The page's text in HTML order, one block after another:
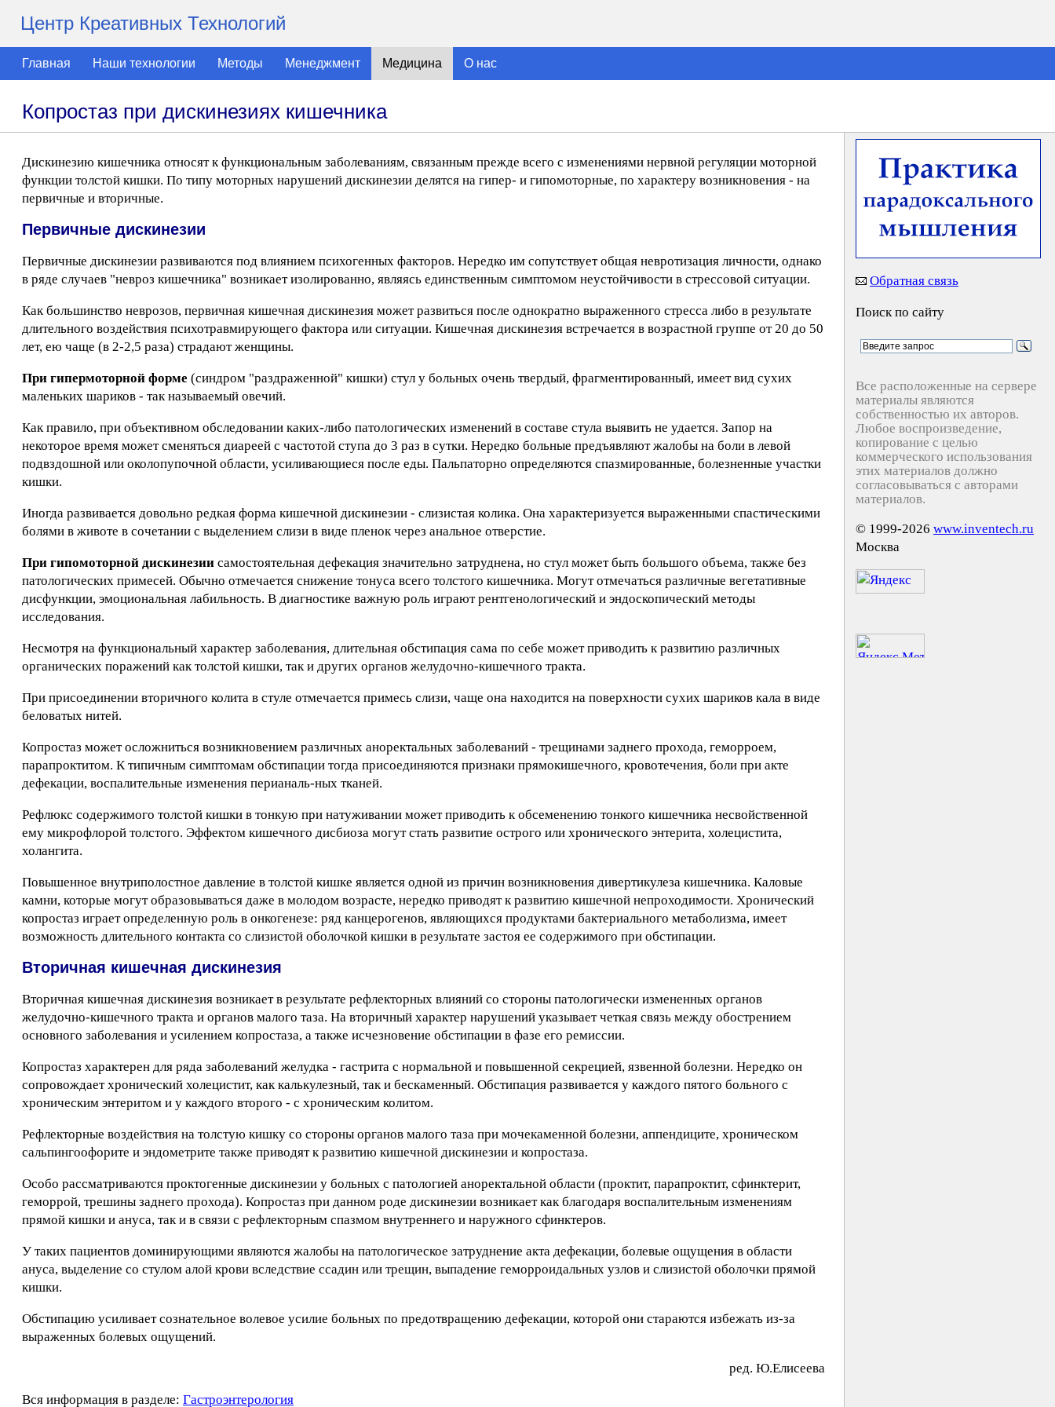
Центр Креативных Технологий
Главная Наши технологии Методы Менеджмент Медицина О нас
Копростаз при дискинезиях кишечника
Дискинезию кишечника относят к функциональным заболеваниям, связанным прежде всего с изменениями нервной регуляции моторной
функции толстой кишки. По типу моторных нарушений дискинезии делятся на гипер- и гипомоторные, по характеру возникновения - на
первичные и вторичные.
Первичные дискинезии
Первичные дискинезии развиваются под влиянием психогенных факторов. Нередко им сопутствует общая невротизация личности, однако
в ряде случаев "невроз кишечника" возникает изолированно, являясь единственным симптомом неустойчивости в стрессовой ситуации.
Как большинство неврозов, первичная кишечная дискинезия может развиться после однократно выраженного стресса либо в результате
длительного воздействия психотравмирующего фактора или ситуации. Кишечная дискинезия встречается в возрастной группе от 20 до 50
лет, ею чаще (в 2-2,5 раза) страдают женщины.
При гипермоторной форме (синдром "раздраженной" кишки) стул у больных очень твердый, фрагментированный, имеет вид сухих
маленьких шариков - так называемый овечий.
Как правило, при объективном обследовании каких-либо патологических изменений в составе стула выявить не удается. Запор на
некоторое время может сменяться диареей с частотой ступа до 3 раз в сутки. Нередко больные предъявляют жалобы на боли в левой
подвздошной или околопупочной области, усиливающиеся после еды. Пальпаторно определяются спазмированные, болезненные участки
кишки.
Иногда развивается довольно редкая форма кишечной дискинезии - слизистая колика. Она характеризуется выраженными спастическими
болями в животе в сочетании с выделением слизи в виде пленок через анальное отверстие.
При гипомоторной дискинезии самостоятельная дефекация значительно затруднена, но стул может быть большого объема, также без
патологических примесей. Обычно отмечается снижение тонуса всего толстого кишечника. Могут отмечаться различные вегетативные
дисфункции, эмоциональная лабильность. В диагностике важную роль играют рентгенологический и эндоскопический методы
исследования.
Несмотря на функциональный характер заболевания, длительная обстипация сама по себе может приводить к развитию различных
органических поражений как толстой кишки, так и других органов желудочно-кишечного тракта.
При присоединении вторичного колита в стуле отмечается примесь слизи, чаще она находится на поверхности сухих шариков кала в виде
беловатых нитей.
Копростаз может осложниться возникновением различных аноректальных заболеваний - трещинами заднего прохода, геморроем,
парапроктитом. К типичным симптомам обстипации тогда присоединяются признаки прямокишечного, кровотечения, боли при акте
дефекации, воспалительные изменения перианаль-ных тканей.
Рефлюкс содержимого толстой кишки в тонкую при натуживании может приводить к обсеменению тонкого кишечника несвойственной
ему микрофлорой толстого. Эффектом кишечного дисбиоза могут стать развитие острого или хронического энтерита, холецистита,
холангита.
Повышенное внутриполостное давление в толстой кишке является одной из причин возникновения дивертикулеза кишечника. Каловые
камни, которые могут образовываться даже в молодом возрасте, нередко приводят к развитию кишечной непроходимости. Хронический
копростаз играет определенную роль в онкогенезе: ряд канцерогенов, являющихся продуктами бактериального метаболизма, имеет
возможность длительного контакта со слизистой оболочкой кишки в результате застоя ее содержимого при обстипации.
Вторичная кишечная дискинезия
Вторичная кишечная дискинезия возникает в результате рефлекторных влияний со стороны патологически измененных органов
желудочно-кишечного тракта и органов малого таза. На вторичный характер нарушений указывает четкая связь между обострением
основного заболевания и усилением копростаза, а также исчезновение обстипации в фазе его ремиссии.
Копростаз характерен для ряда заболеваний желудка - гастрита с нормальной и повышенной секрецией, язвенной болезни. Нередко он
сопровождает хронический холецистит, как калькулезный, так и бескаменный. Обстипация развивается у каждого пятого больного с
хроническим энтеритом и у каждого второго - с хроническим колитом.
Рефлекторные воздействия на толстую кишку со стороны органов малого таза при мочекаменной болезни, аппендиците, хроническом
сальпингоофорите и эндометрите также приводят к развитию кишечной дискинезии и копростаза.
Особо рассматриваются проктогенные дискинезии у больных с патологией аноректальной области (проктит, парапроктит, сфинктерит,
геморрой, трешины заднего прохода). Копростаз при данном роде дискинезии возникает как благодаря воспалительным изменениям
прямой кишки и ануса, так и в связи с рефлекторным спазмом внутреннего и наружного сфинктеров.
У таких пациентов доминирующими являются жалобы на патологическое затруднение акта дефекации, болевые ощущения в области
ануса, выделение со стулом алой крови вследствие ссадин или трещин, выпадение геморроидальных узлов и слизистой оболочки прямой
кишки.
Обстипацию усиливает сознательное волевое усилие больных по предотвращению дефекации, которой они стараются избежать из-за
выраженных болевых ощущений.
peд. Ю.Eлиceeвa
Вся информация в разделе: Гастроэнтерология
Обратная связь
Поиск по сайту
Все расположенные на сервере
материалы являются
собственностью их авторов.
Любое воспроизведение,
копирование с целью
коммерческого использования
этих материалов должно
согласовываться с авторами
материалов.
© 1999-2026 www.inventech.ru
Москва